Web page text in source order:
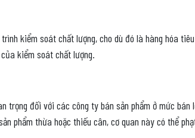
kiểm soát chất lượng, cho dù đó là hàng hóa
kiểm soát chất lượng.
đối với các công ty bán sản phẩm ở mức bán
phẩm thừa hoặc thiếu cân, cơ quan này có thể